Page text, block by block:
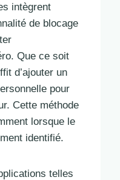
intègrent
de blocage
Que ce soit
d’ajouter un
pour
Cette méthode
lorsque le
identifié.
telles